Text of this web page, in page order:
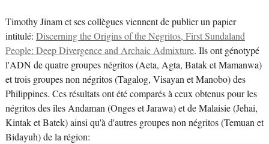
Timothy Jinam et ses collègues viennent de publier un papier
intitulé: Discerning the Origins of the Negritos, First Sundaland
People: Deep Divergence and Archaic Admixture. Ils ont génotypé
l'ADN de quatre groupes négritos (Aeta, Agta, Batak et Mamanwa)
et trois groupes non négritos (Tagalog, Visayan et Manobo) des
Philippines. Ces résultats ont été comparés à ceux obtenus pour les
négritos des îles Andaman (Onges et Jarawa) et de Malaisie (Jehai,
Kintak et Batek) ainsi qu'à d'autres groupes non négritos (Temuan et
Bidayuh) de la région: